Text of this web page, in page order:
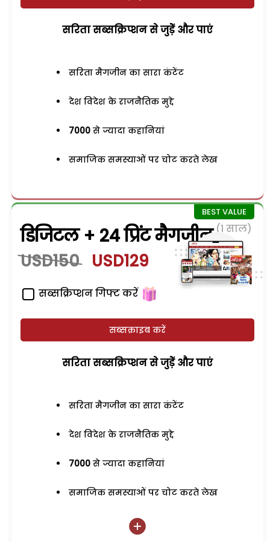
सरिता सब्सक्रिप्शन से जुड़ेें और पाएं
सरिता मैगजीन का सारा कंटेंट
देश विदेश के राजनैतिक मुद्दे
7000 से ज्यादा कहानियां
समाजिक समस्याओं पर चोट करते लेख
डिजिटल + 24 प्रिंट मैगजीन (1 साल)
USD150 USD129
सब्सक्रिप्शन गिफ्ट करें
सब्सक्राइब करें
सरिता सब्सक्रिप्शन से जुड़ेें और पाएं
सरिता मैगजीन का सारा कंटेंट
देश विदेश के राजनैतिक मुद्दे
7000 से ज्यादा कहानियां
समाजिक समस्याओं पर चोट करते लेख